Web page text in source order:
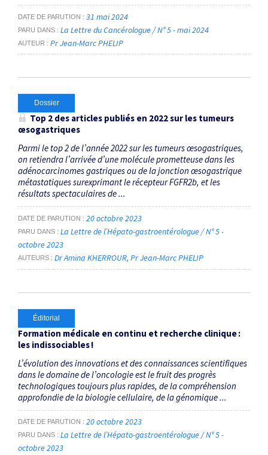
DATE DE PARUTION 31 mai 2024
PARU DANS La Lettre du Cancérologue / N° 5 - mai 2024
AUTEUR Pr Jean-Marc PHELIP
Dossier
Top 2 des articles publiés en 2022 sur les tumeurs
œsogastriques
Parmi le top 2 de l’année 2022 sur les tumeurs œsogastriques,
on retiendra l’arrivée d’une molécule ­prometteuse dans les
adénocarcinomes gastriques ou de la jonction œsogastrique
métastatiques ­sur­­exprimant le récepteur FGFR2b, et les
résultats spectaculaires de ...
DATE DE PARUTION 20 octobre 2023
PARU DANS
La Lettre de l’Hépato-gastroentérologue / N° 5 -
octobre 2023
AUTEURS Dr Amina KHERROUR Pr Jean-Marc PHELIP
Éditorial
Formation médicale en continu et recherche clinique :
les indissociables !
L’évolution des innovations et des connaissances scientifiques
dans le domaine de l’oncologie est le fruit des progrès
technologiques toujours plus rapides, de la compréhension
approfondie de la biologie cellulaire, de la génomique ...
DATE DE PARUTION 20 octobre 2023
PARU DANS
La Lettre de l’Hépato-gastroentérologue / N° 5 -
octobre 2023